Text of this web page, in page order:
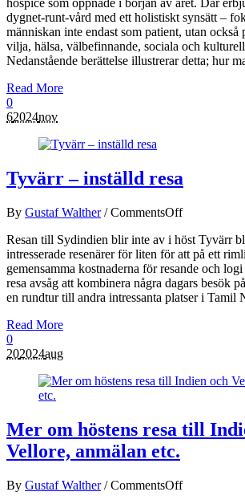
hospice som öppnade i början av året. Där
dygnet-runt-vård med ett holistiskt synsätt –
människan inte endast som patient, utan också
vilja, hälsa, välbefinnande, sociala och
Nedanstående berättelse illustrerar detta; hur
Read More
0
62024nov
Tyvärr – inställd resa
By Gustaf Walther / CommentsOff
Resan till Sydindien blir inte av i höst Tyvärr
intresserade resenärer för liten för att på ett
gemensamma kostnaderna för resande och
resa avsåg att kombinera några dagars besök
en rundtur till andra intressanta platser i
Read More
0
202024aug
Mer om höstens resa till
Vellore, anmälan etc.
By Gustaf Walther / CommentsOff